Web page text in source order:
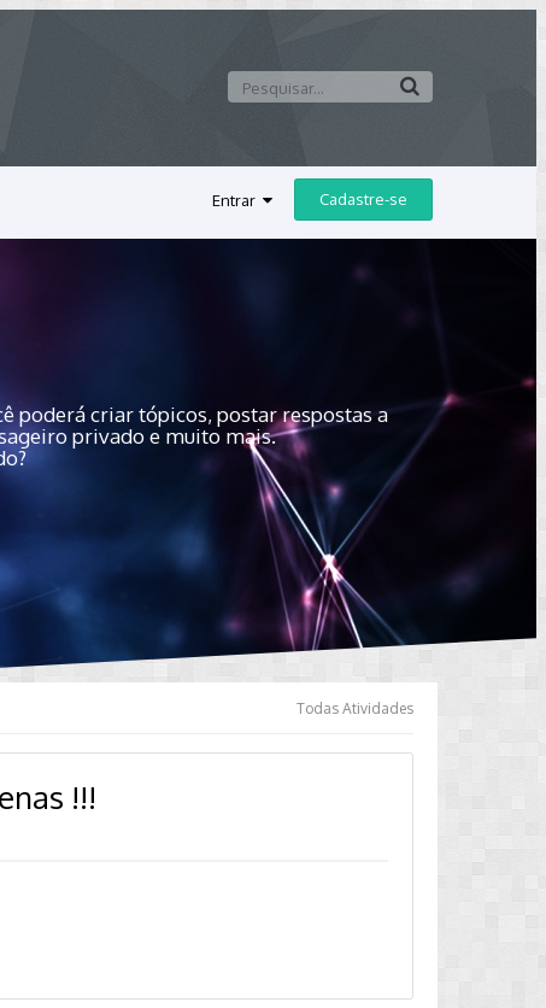
Entrar Cadastre-se
poderá criar tópicos, postar respostas a
privado e muito mais.
Todas Atividades
!!!